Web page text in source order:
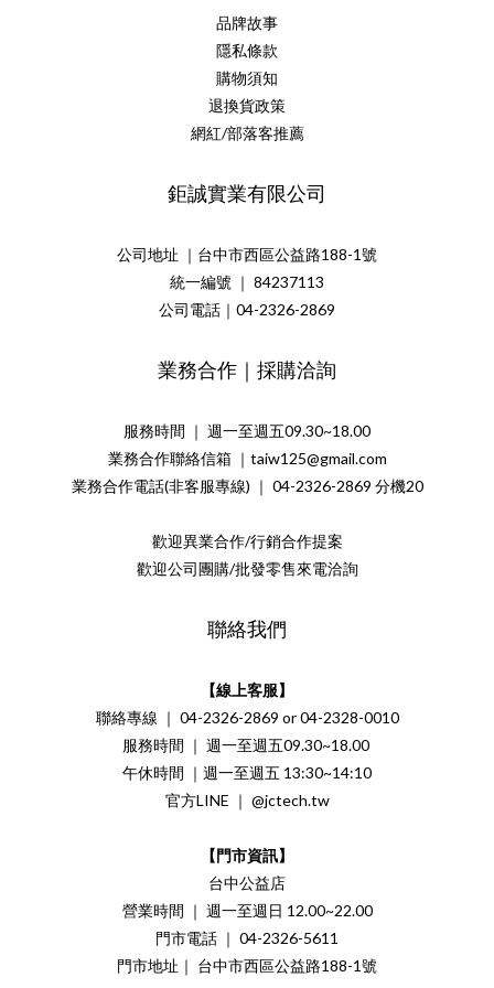
品牌故事
隱私條款
購物須知
退換貨政策
網紅/部落客推薦
鉅誠實業有限公司
公司地址 ｜台中市西區公益路188-1號
統一編號 ｜ 84237113
公司電話｜04-2326-2869
業務合作｜採購洽詢
服務時間 ｜ 週一至週五09.30~18.00
業務合作聯絡信箱 ｜taiw125@gmail.com
業務合作電話(非客服專線) ｜ 04-2326-2869 分機20
歡迎異業合作/行銷合作提案
歡迎公司團購/批發零售來電洽詢
聯絡我們
【線上客服】
聯絡專線 ｜ 04-2326-2869 or 04-2328-0010
服務時間 ｜ 週一至週五09.30~18.00
午休時間 ｜週一至週五 13:30~14:10
官方LINE ｜ @jctech.tw
【門市資訊】
台中公益店
營業時間 ｜ 週一至週日 12.00~22.00
門市電話 ｜ 04-2326-5611
門市地址｜ 台中市西區公益路188-1號